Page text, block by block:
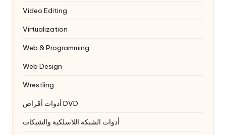
Video Editing
Virtualization
Web & Programming
Web Design
Wrestling
أدوات أقراص DVD
أدوات الشبكة اللاسلكية والشبكات